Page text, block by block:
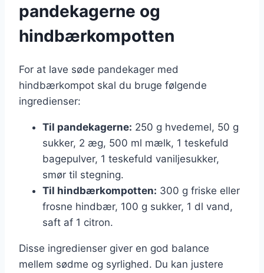
pandekagerne og
hindbærkompotten
For at lave søde pandekager med
hindbærkompot skal du bruge følgende
ingredienser:
Til pandekagerne: 250 g hvedemel, 50 g
sukker, 2 æg, 500 ml mælk, 1 teskefuld
bagepulver, 1 teskefuld vaniljesukker,
smør til stegning.
Til hindbærkompotten: 300 g friske eller
frosne hindbær, 100 g sukker, 1 dl vand,
saft af 1 citron.
Disse ingredienser giver en god balance
mellem sødme og syrlighed. Du kan justere